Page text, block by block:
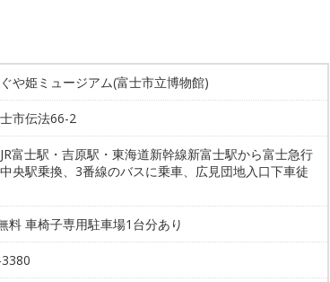
や姫ミュージアム(富士市立博物館)
市伝法66-2
JR富士駅・吉原駅・東海道新幹線新富士駅から富士急行
央駅乗換、3番線のバスに乗車、広見団地入口下車徒
料 車椅子専用駐車場1台分あり